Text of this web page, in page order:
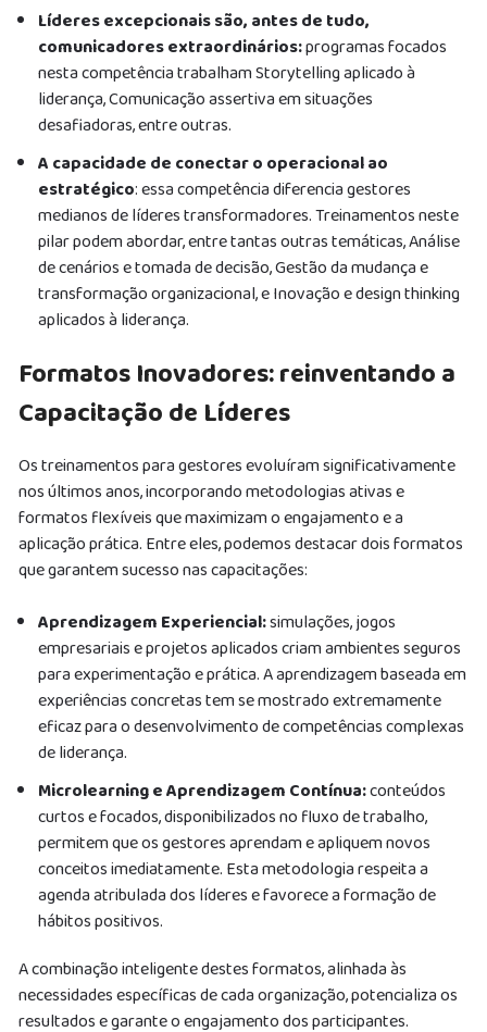
Líderes excepcionais são, antes de tudo,
comunicadores extraordinários:programas focados
nesta competência trabalham Storytelling aplicado à
liderança, Comunicação assertiva em situações
desafiadoras, entre outras.
A capacidade de conectar o operacional ao
estratégico: essa competência diferencia gestores
medianos de líderes transformadores. Treinamentos neste
pilar podem abordar, entre tantas outras temáticas, Análise
de cenários e tomada de decisão, Gestão da mudança e
transformação organizacional, e Inovação e design thinking
aplicados à liderança.
Formatos Inovadores: reinventando a
Capacitação de Líderes
Os treinamentos para gestores evoluíram significativamente
nos últimos anos, incorporando metodologias ativas e
formatos flexíveis que maximizam o engajamento e a
aplicação prática. Entre eles, podemos destacar dois formatos
que garantem sucesso nas capacitações:
Aprendizagem Experiencial:simulações, jogos
empresariais e projetos aplicados criam ambientes seguros
para experimentação e prática. A aprendizagem baseada em
experiências concretas tem se mostrado extremamente
eficaz para o desenvolvimento de competências complexas
de liderança.
Microlearning e Aprendizagem Contínua:conteúdos
curtos e focados, disponibilizados no fluxo de trabalho,
permitem que os gestores aprendam e apliquem novos
conceitos imediatamente. Esta metodologia respeita a
agenda atribulada dos líderes e favorece a formação de
hábitos positivos.
A combinação inteligente destes formatos, alinhada às
necessidades específicas de cada organização, potencializa os
resultados e garante o engajamento dos participantes.